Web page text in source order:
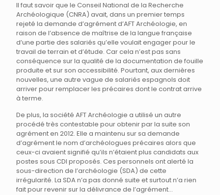
Il faut savoir que le Conseil National de la Recherche
Archéologique (CNRA) avait, dans un premier temps
rejeté la demande d’agrément d’AFT Archéologie, en
raison de l’absence de maîtrise de la langue française
d’une partie des salariés qu’elle voulait engager pour le
travail de terrain et d’étude. Car cela n’est pas sans
conséquence sur la qualité de la documentation de fouille
produite et sur son accessibilité. Pourtant, aux dernières
nouvelles, une autre vague de salariés espagnols doit
arriver pour remplacer les précaires dont le contrat arrive
à terme.
De plus, la société AFT Archéologie a utilisé un autre
procédé très contestable pour obtenir par la suite son
agrément en 2012. Elle a maintenu sur sa demande
d’agrément le nom d’archéologues précaires alors que
ceux-ci avaient signifié qu’ils n’étaient plus candidats aux
postes sous CDI proposés. Ces personnels ont alerté la
sous-direction de l’archéologie (SDA) de cette
irrégularité. La SDA n’a pas donné suite et surtout n’a rien
fait pour revenir sur la délivrance de l’agrément…